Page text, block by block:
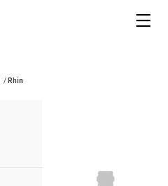
/ Rhin